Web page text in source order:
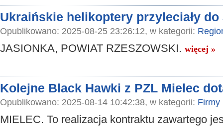
Ukraińskie helikoptery przyleciały
Opublikowano: 2025-08-25 23:26:12, w kategorii:
JASIONKA, POWIAT RZESZOWSKI. więcej »
Kolejne Black Hawki z PZL Mielec
Opublikowano: 2025-08-14 10:42:38, w kategorii: Firmy
MIELEC. To realizacja kontraktu zawartego